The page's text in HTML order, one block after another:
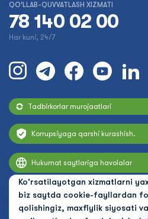
Ko'rsatilayotgan xizmatlarni
biz saytda cookie-fayllardan
qolishingiz, maxfiylik siyosati
QO'LLAB-QUVVATLASH XIZMATI
78 140 02 00
Har kuni, 24/7
Tadbirkorlar murojaatlari
Korrupsiyaga qarshi kurashish.
Hukumat saytlariga havolalar